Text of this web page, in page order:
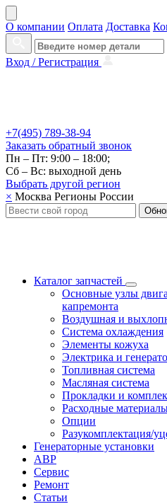
О компании Оплата Доставка
Вход /Регистрация
+7(495) 789-38-94
Заказать обратный звонок
Пн – Пт: 9:00 – 18:00;
Сб – Вс: выходной день
Выбрать другой регион
× Москва Регионы России
Каталог запчастей
Основные узлы
капремонта
Воздушная и
Система охлаждения
Элементы кожуха
Электрика и
Топливная система
Масляная система
Прокладки и
Расходные
Опции
Разукомплектация/
Генераторные установки
АВР
Сервис
Ремонт
Статьи